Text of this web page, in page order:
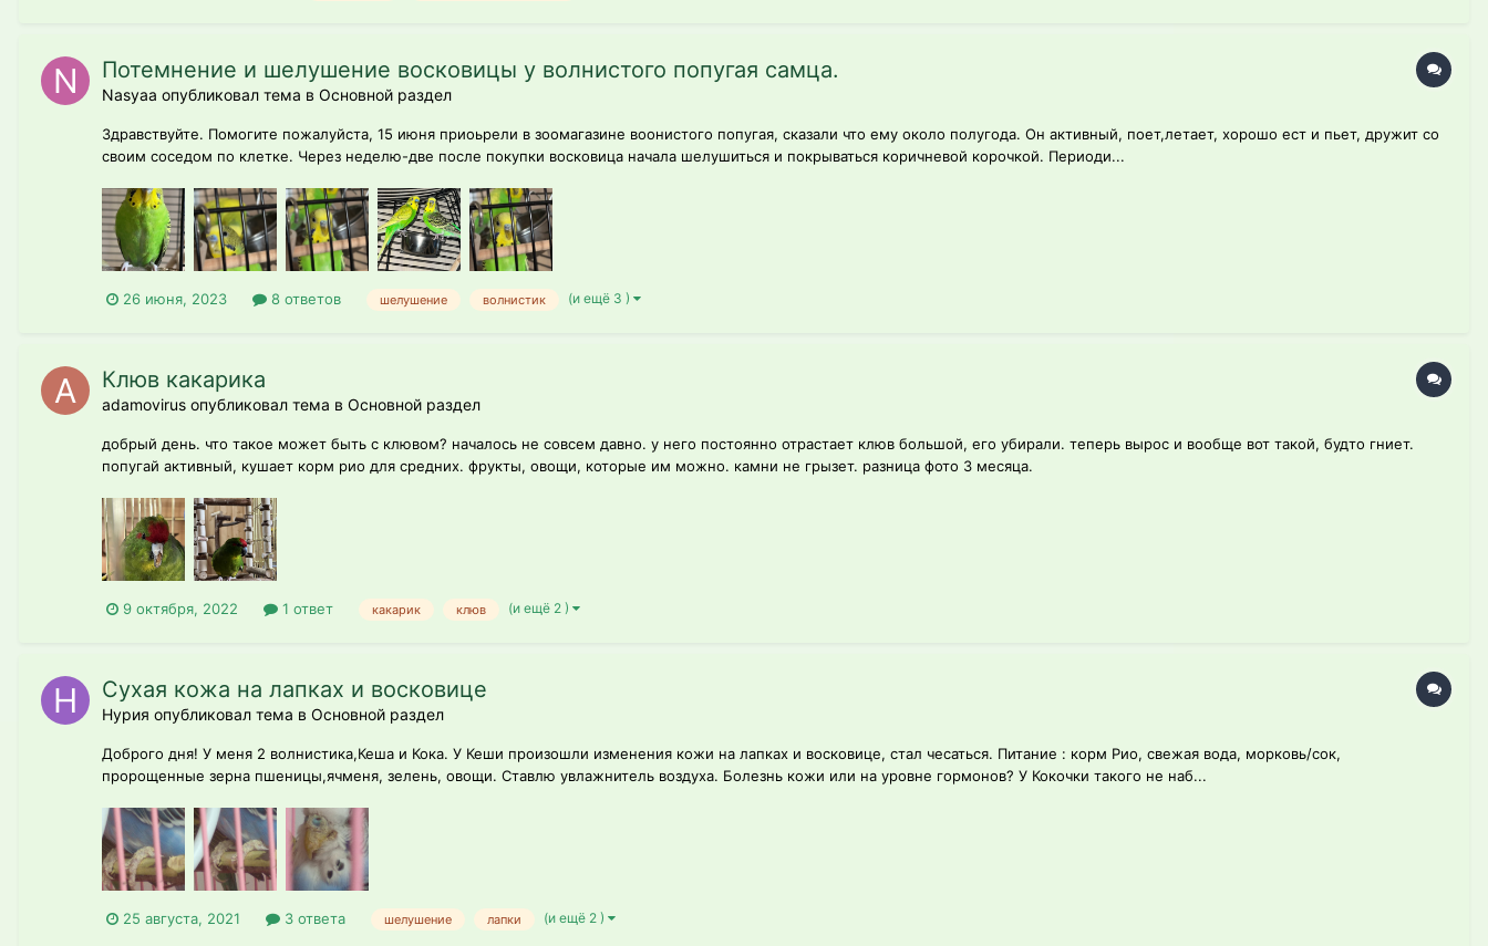
Потемнение и шелушение восковицы у волнистого попугая самца.
Nasyaa опубликовал тема в Основной раздел
Здравствуйте. Помогите пожалуйста, 15 июня приоьрели в зоомагазине воонистого попугая, сказали что ему около полугода. Он активный, поет,летает, хорошо ест и пьет, дружит со
своим соседом по клетке. Через неделю-две после покупки восковица начала шелушиться и покрываться коричневой корочкой. Периоди...
26 июня, 2023 8 ответов шелушение волнистик (и ещё 3 )
Клюв какарика
adamovirus опубликовал тема в Основной раздел
добрый день. что такое может быть с клювом? началось не совсем давно. у него постоянно отрастает клюв большой, его убирали. теперь вырос и вообще вот такой, будто гниет.
попугай активный, кушает корм рио для средних. фрукты, овощи, которые им можно. камни не грызет. разница фото 3 месяца.
9 октября, 2022 1 ответ какарик клюв (и ещё 2 )
Сухая кожа на лапках и восковице
Нурия опубликовал тема в Основной раздел
Доброго дня! У меня 2 волнистика,Кеша и Кока. У Кеши произошли изменения кожи на лапках и восковице, стал чесаться. Питание : корм Рио, свежая вода, морковь/сок,
пророщенные зерна пшеницы,ячменя, зелень, овощи. Ставлю увлажнитель воздуха. Болезнь кожи или на уровне гормонов? У Кокочки такого не наб...
25 августа, 2021 3 ответа шелушение лапки (и ещё 2 )